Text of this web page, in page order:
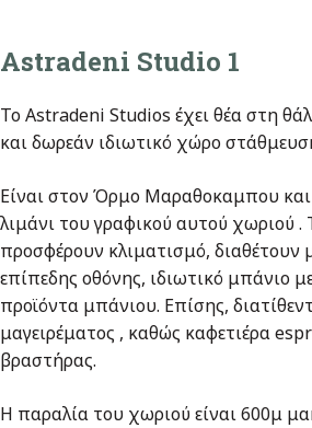
Astradeni Studio 1
Το Astradeni Studios έχει θέα στη
και δωρεάν ιδιωτικό χώρο
Είναι στον Όρμο Μαραθοκαμπου
λιμάνι του γραφικού αυτού χωριού
προσφέρουν κλιματισμό, διαθέτουν
επίπεδης οθόνης, ιδιωτικό μπάνιο
προϊόντα μπάνιου. Επίσης,
μαγειρέματος , καθώς καφετιέρα
βραστήρας.
Η παραλία του χωριού είναι 600μ